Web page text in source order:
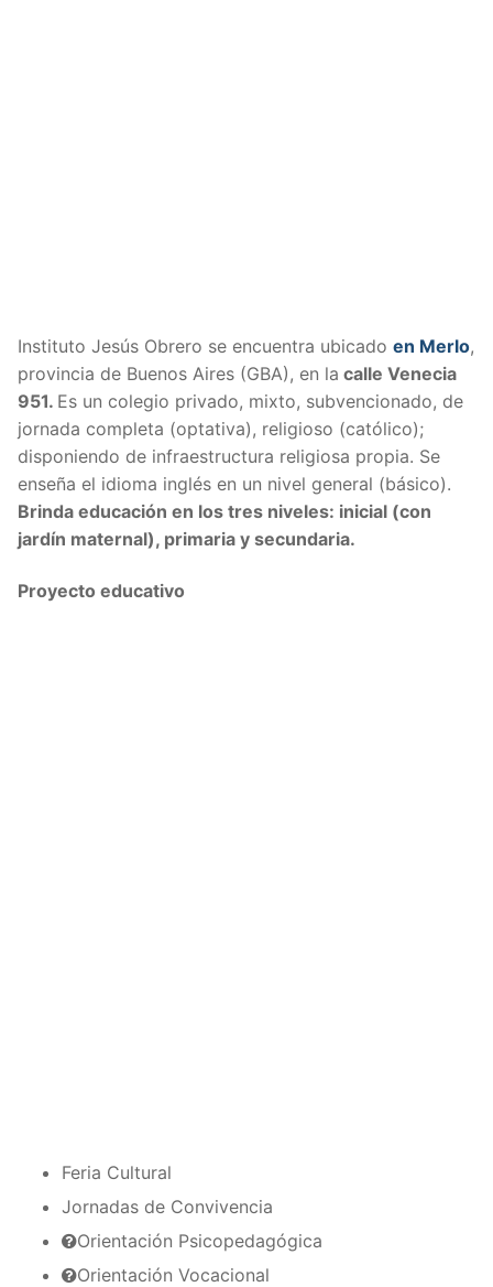
Instituto Jesús Obrero se encuentra ubicado en Merlo,
provincia de Buenos Aires (GBA), en la calle Venecia
951. Es un colegio privado, mixto, subvencionado, de
jornada completa (optativa), religioso (católico);
disponiendo de infraestructura religiosa propia. Se
enseña el idioma inglés en un nivel general (básico).
Brinda educación en los tres niveles: inicial (con
jardín maternal), primaria y secundaria.
Proyecto educativo
Feria Cultural
Jornadas de Convivencia
Orientación Psicopedagógica
Orientación Vocacional